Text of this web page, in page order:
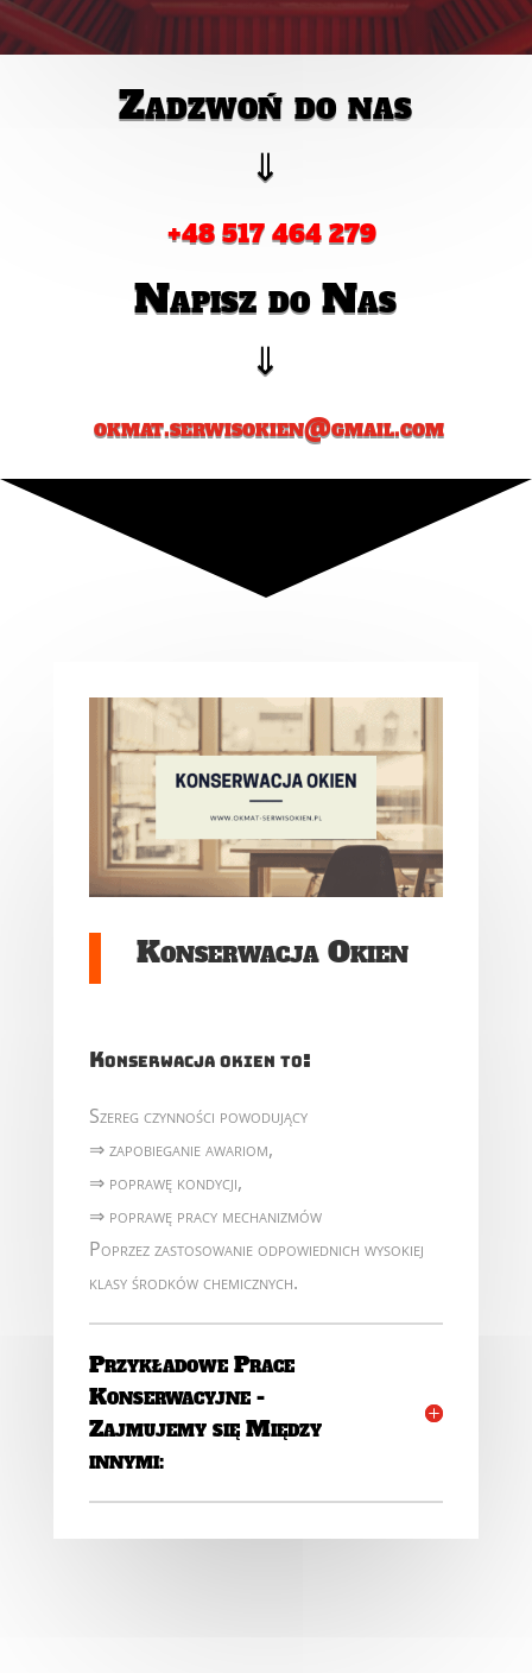
Zadzwoń do nas
⇓
+48 517 464 279
Napisz do Nas
⇓
okmat.serwisokien@gmail.com
Konserwacja Okien
Konserwacja okien to:
Szereg czynności powodujący
⇒ zapobieganie awariom,
⇒ poprawę kondycji,
⇒ poprawę pracy mechanizmów
Poprzez zastosowanie odpowiednich wysokiej
klasy środków chemicznych.
Przykładowe Prace
Konserwacyjne -
Zajmujemy się Między
innymi: